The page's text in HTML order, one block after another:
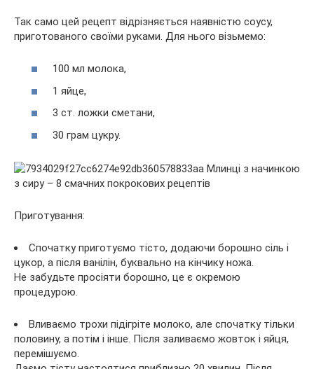
Так само цей рецепт відрізняється наявністю соусу,
приготованого своїми руками. Для нього візьмемо:
100 мл молока,
1 яйце,
3 ст. ложки сметани,
30 грам цукру.
Приготування:
Спочатку приготуємо тісто, додаючи борошно сіль і
цукор, а після ванілін, буквально на кінчику ножа.
Не забудьте просіяти борошно, це є окремою
процедурою.
Вливаємо трохи підігріте молоко, але спочатку тільки
половину, а потім і інше. Після заливаємо жовток і яйця,
перемішуємо.